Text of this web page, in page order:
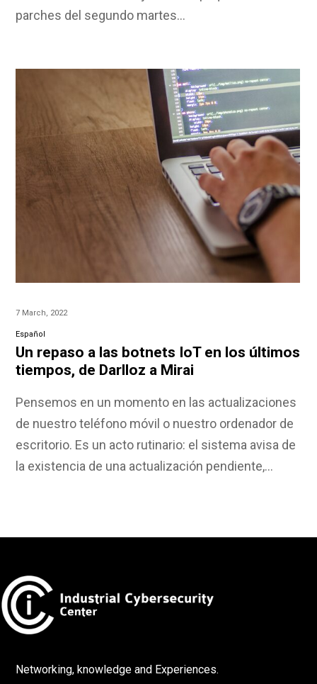
parches del segundo martes…
7 March, 2022
Español
Un repaso a las botnets IoT en los últimos
tiempos, de Darlloz a Mirai
Pensemos en un momento en las actualizaciones
de nuestro teléfono móvil o nuestro ordenador de
escritorio. Es un acto rutinario: el sistema avisa de
la existencia de una actualización pendiente,…
Networking, knowledge and Experiences.